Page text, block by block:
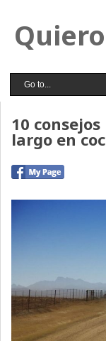
10
largo en